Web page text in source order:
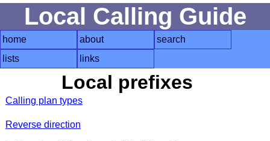
Local Calling Guide
home about
search
lists
links
Local prefixes
Calling plan types
Reverse direction